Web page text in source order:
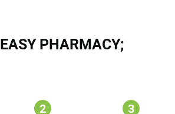
EASY PHARMACY;